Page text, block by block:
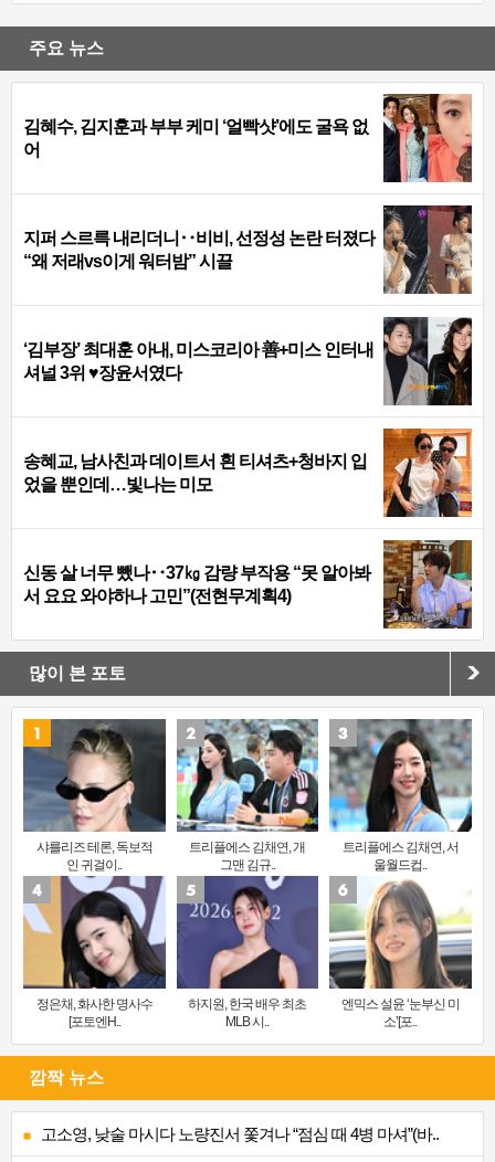
주요 뉴스
김혜수, 김지훈과 부부 케미 ‘얼빡샷’에도 굴욕 없
어
지퍼 스르륵 내리더니‥비비, 선정성 논란 터졌다
“왜 저래vs이게 워터밤” 시끌
‘김부장’ 최대훈 아내, 미스코리아 善+미스 인터내
셔널 3위 ♥장윤서였다
송혜교, 남사친과 데이트서 흰 티셔츠+청바지 입
었을 뿐인데…빛나는 미모
신동 살 너무 뺐나‥37㎏ 감량 부작용 “못 알아봐
서 요요 와야하나 고민”(전현무계획4)
많이 본 포토
샤를리즈 테론, 독보적
인 귀걸이..
트리플에스 김채연, 개
그맨 김규..
트리플에스 김채연, 서
울월드컵..
정은채, 화사한 명사수
[포토엔H..
하지원, 한국 배우 최초
MLB 시..
엔믹스 설윤 ‘눈부신 미
소’[포..
깜짝 뉴스
고소영, 낮술 마시다 노량진서 쫓겨나 “점심 때 4병 마셔”(바..